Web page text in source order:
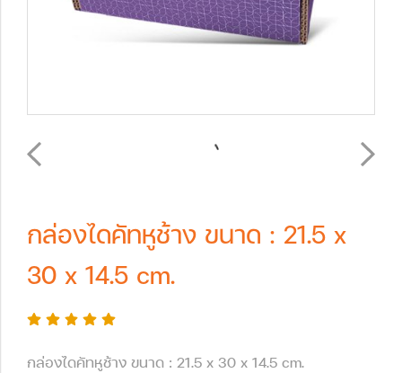
กล่องไดคัทหูช้าง ขนาด : 21.5 x
30 x 14.5 cm.
กล่องไดคัทหูช้าง ขนาด : 21.5 x 30 x 14.5 cm.